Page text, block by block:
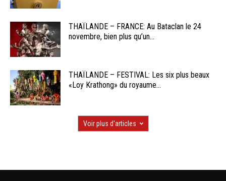
THAÏLANDE – FRANCE: Au Bataclan le 24
novembre, bien plus qu’un...
THAÏLANDE – FESTIVAL: Les six plus beaux
«Loy Krathong» du royaume...
Voir plus d'articles